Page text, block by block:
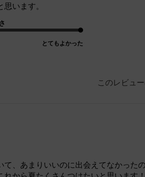
います。
とてもよかった
このレビュ
、あまりいいのに出会えてなかった